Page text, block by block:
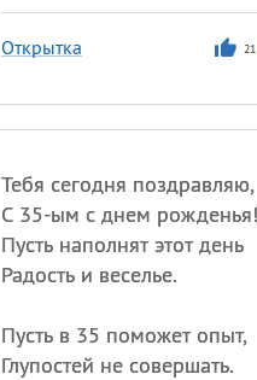
Открытка 21
Тебя сегодня поздравляю,
С 35-ым с днем рожденья!
Пусть наполнят этот день
Радость и веселье.
Пусть в 35 поможет опыт,
Глупостей не совершать.